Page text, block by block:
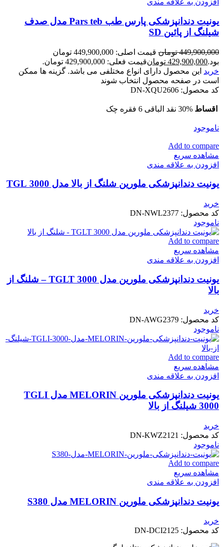
افزودن به علاقه مندی
یونیت دندانپزشکی پارس طب Pars teb مدل صدف
شیلنگ از پائین SD
449,900,000 تومان
قیمت اصلی: 449,900,000 تومان
بود.429,900,000 تومانقیمت فعلی: 429,900,000 تومان.
خرید این محصول دارای انواع مختلفی می باشد. گزینه ها ممکن
است در صفحه محصول انتخاب شوند
کد محصول: DN-XQU2606
اقساط 30% نقد الباقی 6 فقره چک
ناموجود
Add to compare
مشاهده سریع
افزودن به علاقه مندی
یونیت دندانپزشکی ملورین شلنگ از بالا مدل 3000 TGL
خرید
کد محصول: DN-NWL2377
ناموجود
Add to compare
مشاهده سریع
افزودن به علاقه مندی
یونیت دندانپزشکی ملورین مدل TGLT 3000 – شلنگ از
بالا
خرید
کد محصول: DN-AWG2379
ناموجود
Add to compare
مشاهده سریع
افزودن به علاقه مندی
یونیت دندانپزشکی ملورین MELORIN مدل TGLI
3000 شیلنگ از بالا
خرید
کد محصول: DN-KWZ2121
ناموجود
Add to compare
مشاهده سریع
افزودن به علاقه مندی
یونیت دندانپزشکی ملورین MELORIN مدل S380
خرید
کد محصول: DN-DCI2125